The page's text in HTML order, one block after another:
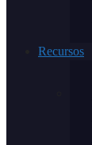
Recursos